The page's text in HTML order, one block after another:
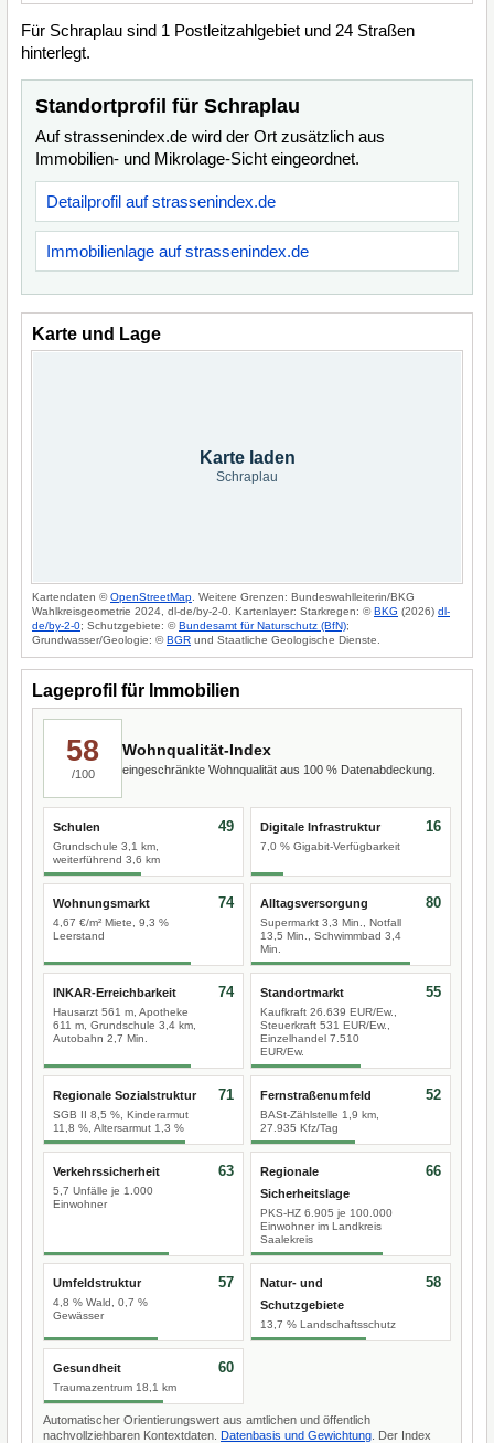
Für Schraplau sind 1 Postleitzahlgebiet und 24 Straßen
hinterlegt.
Standortprofil für Schraplau
Auf strassenindex.de wird der Ort zusätzlich aus
Immobilien- und Mikrolage-Sicht eingeordnet.
Detailprofil auf strassenindex.de
Immobilienlage auf strassenindex.de
Karte und Lage
Karte laden
Schraplau
Kartendaten ©OpenStreetMap . Weitere Grenzen: Bundeswahlleiterin/BKG
Wahlkreisgeometrie 2024, dl-de/by-2-0. Kartenlayer: Starkregen: ©BKG (2026) dl-
de/by-2-0; Schutzgebiete: ©Bundesamt für Naturschutz (BfN);
Grundwasser/Geologie: ©BGR und Staatliche Geologische Dienste.
Lageprofil für Immobilien
58
/100
Wohnqualität-Index
eingeschränkte Wohnqualität aus 100 % Datenabdeckung.
Schulen
Grundschule 3,1 km,
weiterführend 3,6 km
49 Digitale Infrastruktur
7,0 % Gigabit-Verfügbarkeit
16
Wohnungsmarkt
4,67 €/m² Miete, 9,3 %
Leerstand
74 Alltagsversorgung
Supermarkt 3,3 Min., Notfall
13,5 Min., Schwimmbad 3,4
Min.
80
INKAR-Erreichbarkeit
Hausarzt 561 m, Apotheke
611 m, Grundschule 3,4 km,
Autobahn 2,7 Min.
74 Standortmarkt
Kaufkraft 26.639 EUR/Ew.,
Steuerkraft 531 EUR/Ew.,
Einzelhandel 7.510
EUR/Ew.
55
Regionale Sozialstruktur
SGB II 8,5 %, Kinderarmut
11,8 %, Altersarmut 1,3 %
71 Fernstraßenumfeld
BASt-Zählstelle 1,9 km,
27.935 Kfz/Tag
52
Verkehrssicherheit
5,7 Unfälle je 1.000
Einwohner
63
Regionale
Sicherheitslage
PKS-HZ 6.905 je 100.000
Einwohner im Landkreis
Saalekreis
66
Umfeldstruktur
4,8 % Wald, 0,7 %
Gewässer
57
Natur- und
Schutzgebiete
13,7 % Landschaftsschutz
58
Gesundheit
Traumazentrum 18,1 km
60
Automatischer Orientierungswert aus amtlichen und öffentlich
nachvollziehbaren Kontextdaten. Datenbasis und Gewichtung . Der Index